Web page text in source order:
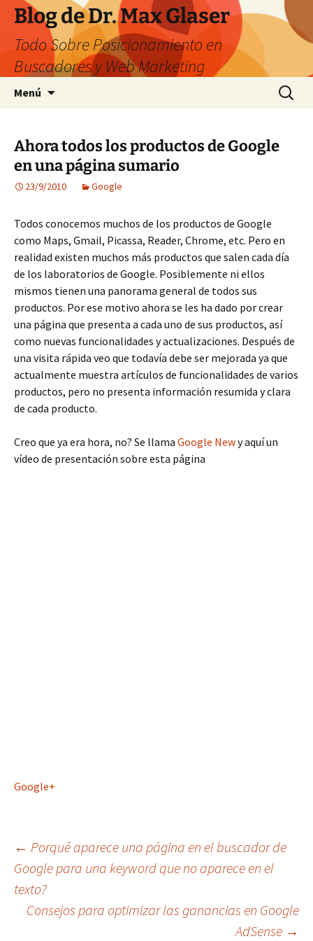
Saltar
contenido
Blog de Dr. Max Glaser
Todo Sobre Posicionamiento en
Buscadores y Web Marketing
Menú Buscar:
Ahora todos los productos de Google
en una página sumario
23/9/2010 Google
Todos conocemos muchos de los productos de Google
como Maps, Gmail, Picassa, Reader, Chrome, etc. Pero en
realidad existen muchos más productos que salen cada día
de los laboratorios de Google. Posiblemente ni ellos
mismos tienen una panorama general de todos sus
productos. Por ese motivo ahora se les ha dado por crear
una página que presenta a cada uno de sus productos, así
como nuevas funcionalidades y actualizaciones. Después de
una visita rápida veo que todavía debe ser mejorada ya que
actualmente muestra artículos de funcionalidades de varios
productos, pero no presenta información resumida y clara
de cada producto.
Creo que ya era hora, no? Se llama Google Newy aquí un
vídeo de presentación sobre esta página
Google+
Navegación
de
← Porqué aparece una página en el buscador de
Google para una keyword que no aparece en el
texto?
Consejos para optimizar las ganancias en Google
AdSense →